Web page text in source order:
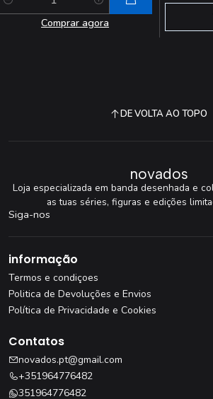
Comprar agora
DE VOLTA AO TOPO
novados
Loja especializada em banda desenhada e
as tuas séries, figuras e edições
Siga-nos
informação
Termos e condiçoes
Politica de Devoluções e Envios
Política de Privacidade e Cookies
Contatos
novados.pt@gmail.com
+351964776482
351964776482